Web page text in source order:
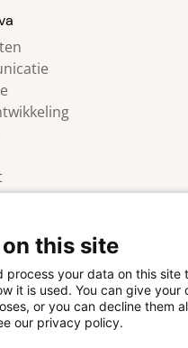
this site
process your data on this site
it is used. You can give your
or you can decline them
our privacy policy.